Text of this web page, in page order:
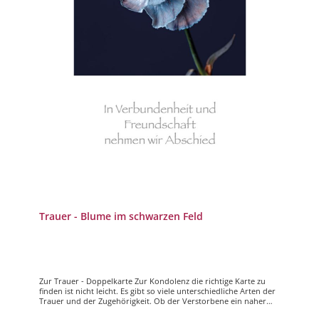
Trauer - Blume im schwarzen Feld
Zur Trauer - Doppelkarte Zur Kondolenz die richtige Karte zu
finden ist nicht leicht. Es gibt so viele unterschiedliche Arten der
Trauer und der Zugehörigkeit. Ob der Verstorbene ein naher